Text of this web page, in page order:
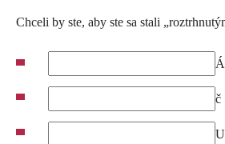
Chceli by ste, aby ste sa stali
č